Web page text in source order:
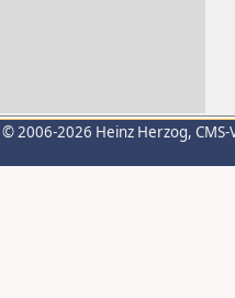
© 2006-2026 Heinz Herzog,